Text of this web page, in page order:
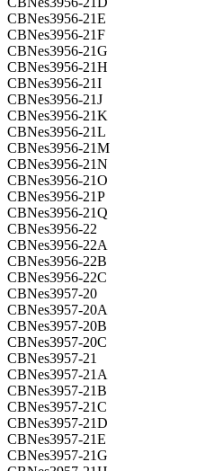
CBNes3956-21E
CBNes3956-21F
CBNes3956-21G
CBNes3956-21H
CBNes3956-21I
CBNes3956-21J
CBNes3956-21K
CBNes3956-21L
CBNes3956-21M
CBNes3956-21N
CBNes3956-21O
CBNes3956-21P
CBNes3956-21Q
CBNes3956-22
CBNes3956-22A
CBNes3956-22B
CBNes3956-22C
CBNes3957-20
CBNes3957-20A
CBNes3957-20B
CBNes3957-20C
CBNes3957-21
CBNes3957-21A
CBNes3957-21B
CBNes3957-21C
CBNes3957-21D
CBNes3957-21E
CBNes3957-21G